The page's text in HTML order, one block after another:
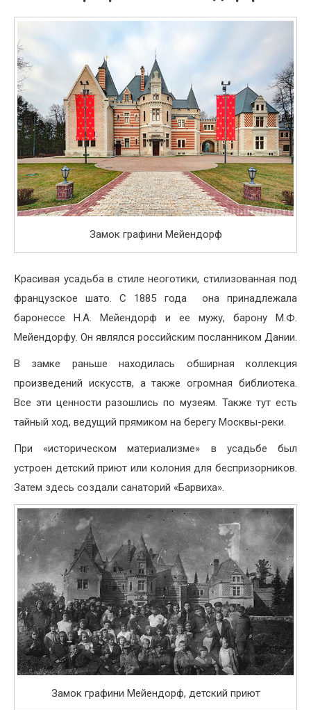
Замок графини Мейендорф
Красивая усадьба в стиле неоготики, стилизованная под
французское шато. С 1885 года она принадлежала
баронессе Н.А. Мейендорф и ее мужу, барону М.Ф.
Мейендорфу. Он являлся российским посланником Дании.
В замке раньше находилась обширная коллекция
произведений искусств, а также огромная библиотека.
Все эти ценности разошлись по музеям. Также тут есть
тайный ход, ведущий прямиком на берегу Москвы-реки.
При «историческом материализме» в усадьбе был
устроен детский приют или колония для беспризорников.
Затем здесь создали санаторий «Барвиха».
Замок графини Мейендорф, детский приют